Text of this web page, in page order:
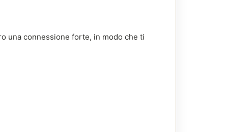
una connessione forte, in modo che ti